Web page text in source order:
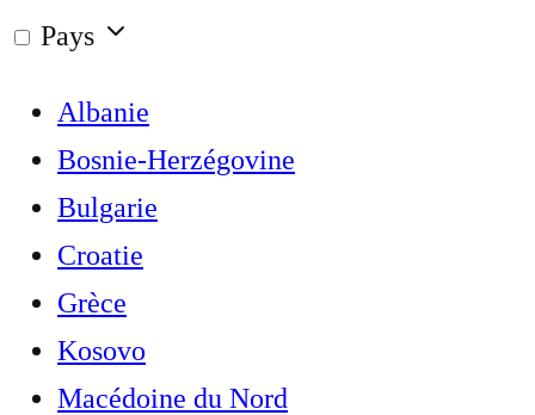
Pays
Albanie
Bosnie-Herzégovine
Bulgarie
Croatie
Grèce
Kosovo
Macédoine du Nord